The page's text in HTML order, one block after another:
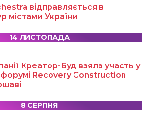
відправляється в
містами України
14 ЛИСТОПАДА
Креатор-Буд взяла участь у
Recovery Construction
8 СЕРПНЯ